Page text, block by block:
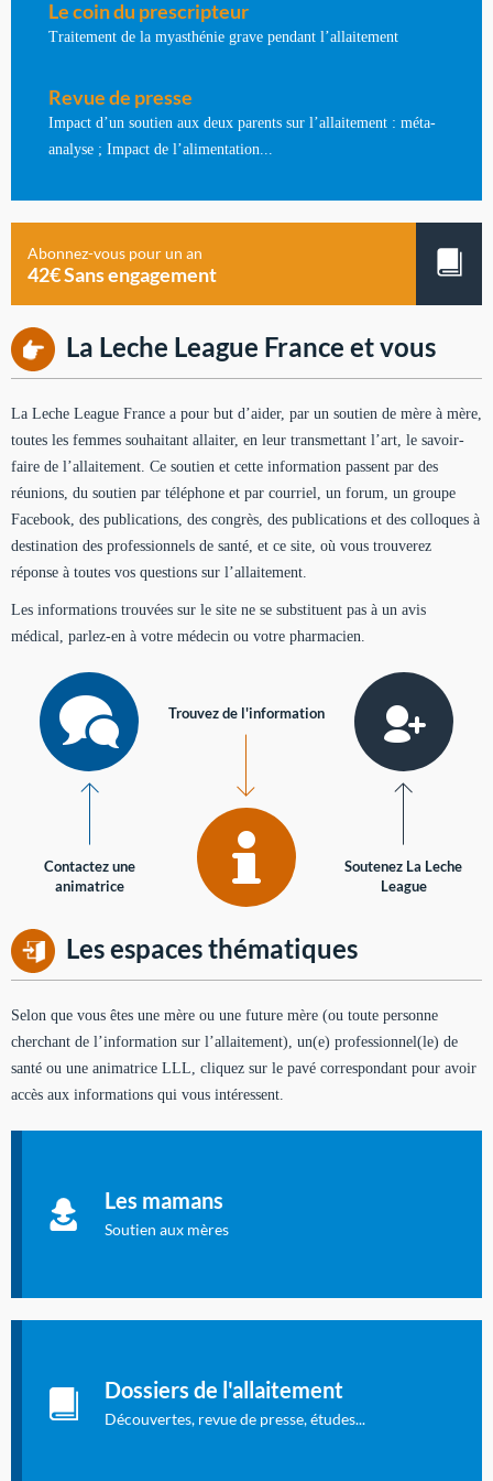
Le coin du prescripteur
Traitement de la myasthénie grave pendant l’allaitement
Revue de presse
Impact d’un soutien aux deux parents sur l’allaitement : méta-
analyse ; Impact de l’alimentation...
Abonnez-vous pour un an
42€ Sans engagement
La Leche League France et vous
La Leche League France a pour but d’aider, par un soutien de mère à mère,
toutes les femmes souhaitant allaiter, en leur transmettant l’art, le savoir-
faire de l’allaitement. Ce soutien et cette information passent par des
réunions, du soutien par téléphone et par courriel, un forum, un groupe
Facebook, des publications, des congrès, des publications et des colloques à
destination des professionnels de santé, et ce site, où vous trouverez
réponse à toutes vos questions sur l’allaitement.
Les informations trouvées sur le site ne se substituent pas à un avis
médical, parlez-en à votre médecin ou votre pharmacien.
Contactez une
animatrice
Trouvez de l'information
Soutenez La Leche
League
Les espaces thématiques
Selon que vous êtes une mère ou une future mère (ou toute personne
cherchant de l’information sur l’allaitement), un(e) professionnel(le) de
santé ou une animatrice LLL, cliquez sur le pavé correspondant pour avoir
accès aux informations qui vous intéressent.
Les mamans
Soutien aux mères
à allaiter et vous informer : toutes les rubriques qui
concernent l'allaitement.
Dossiers de l'allaitement
Découvertes, revue de presse, études...
dernières études sur l'allaitement publiées dans la presse
internationale.